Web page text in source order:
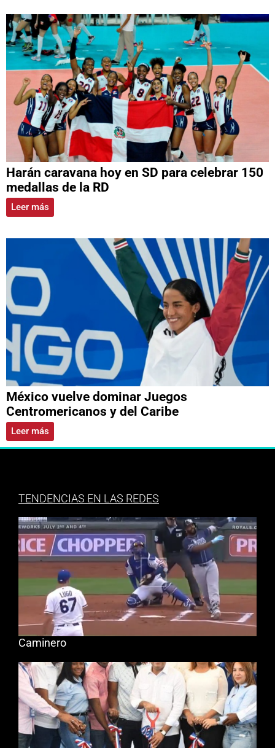
Harán caravana hoy en SD para celebrar 150
medallas de la RD
Leer más
México vuelve dominar Juegos
Centromericanos y del Caribe
Leer más
TENDENCIAS EN LAS REDES
Caminero